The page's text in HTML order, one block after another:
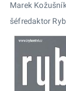
Marek
šéfredaktor